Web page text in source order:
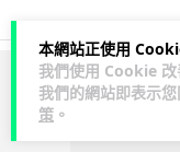
本網站正使用
我們使用 Cookie
我們的網站即表示
策 。